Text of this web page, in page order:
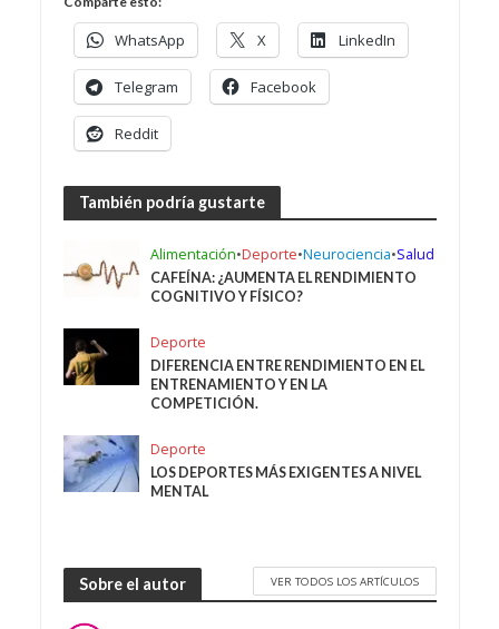
WhatsApp X LinkedIn
Telegram Facebook
Reddit
También podría gustarte
Alimentación•Deporte•Neurociencia•Salud
CAFEÍNA: ¿AUMENTA EL RENDIMIENTO
COGNITIVO Y FÍSICO?
Deporte
DIFERENCIA ENTRE RENDIMIENTO EN EL
ENTRENAMIENTO Y EN LA
COMPETICIÓN.
Deporte
LOS DEPORTES MÁS EXIGENTES A NIVEL
MENTAL
Sobre el autor VER TODOS LOS ARTÍCULOS